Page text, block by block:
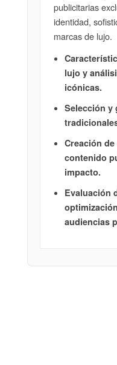
publicitarias
identidad,
marcas de lujo.
lujo y
icónicas.
Selección y
Creación
contenido
impacto.
Evaluación
audiencias